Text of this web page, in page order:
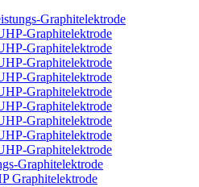
Graphitelektrode
Graphitelektrode
Graphitelektrode
Graphitelektrode
Graphitelektrode
Graphitelektrode
Graphitelektrode
Graphitelektrode
Graphitelektrode
Graphitelektrode
Graphitelektrode
Graphitelektrode